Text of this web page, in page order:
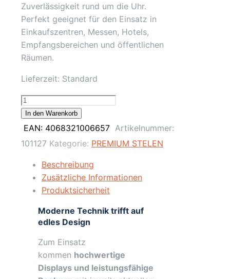
Zuverlässigkeit rund um die Uhr.
Perfekt geeignet für den Einsatz in
Einkaufszentren, Messen, Hotels,
Empfangsbereichen und öffentlichen
Räumen.
Lieferzeit: Standard
55"
Digitale
Infostele,
Weiß
Touch
Display
Ekiosk
In den Warenkorb
EAN: 4068321006657 Artikelnummer:
101127 Kategorie: PREMIUM STELEN
Beschreibung
Zusätzliche Informationen
Produktsicherheit
Moderne Technik trifft auf
edles Design
Zum Einsatz
kommen hochwertige
Displays und leistungsfähige